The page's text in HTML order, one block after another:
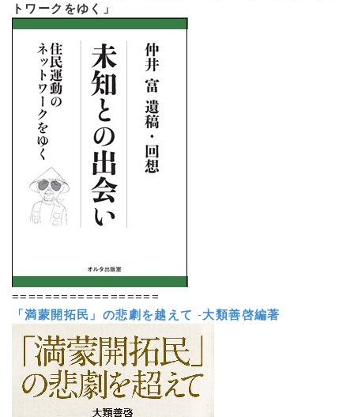
トワークをゆく」
==================
「満蒙開拓民」の悲劇を越えて -大類善啓編著